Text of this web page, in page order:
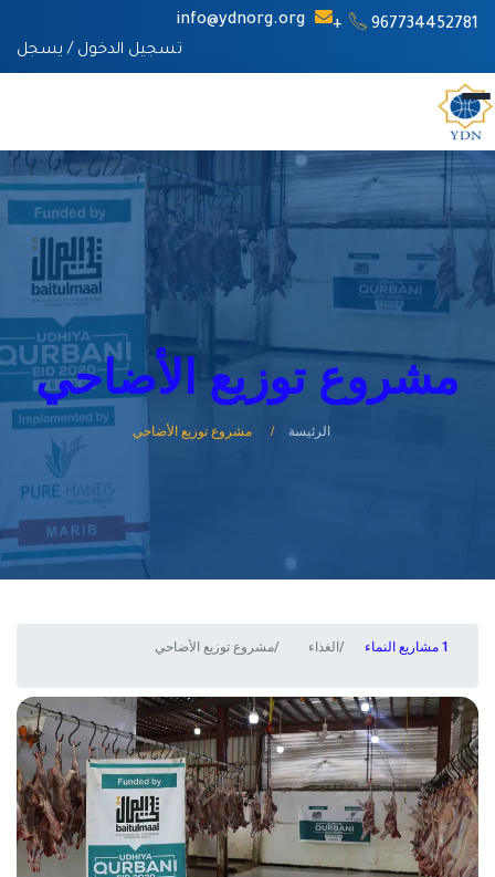
967734452781+
info@ydnorg.org
تسجيل الدخول / يسجل
مشروع توزيع الأضاحي
الرئيسة مشروع توزيع الأضاحي
مشاريع النماء الغذاء مشروع توزيع الأضاحي